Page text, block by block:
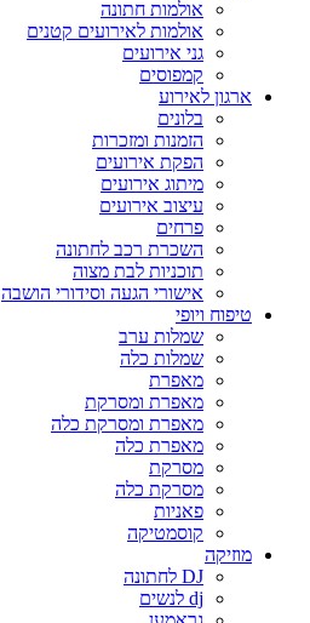
אולמות חתונה
אולמות לאירועים קטנים
גני אירועים
קמפוסים
ארגון לאירוע
בלונים
הזמנות ומזכרות
הפקת אירועים
מיתוג אירועים
עיצוב אירועים
פרחים
השכרת רכב לחתונה
תוכניות לבת מצוה
אישורי הגעה וסידורי הושבה
טיפוח ויופי
שמלות ערב
שמלות כלה
מאפרת
מאפרת ומסרקת
מאפרת ומסרקת כלה
מאפרת כלה
מסרקת
מסרקת כלה
פאניות
קוסמטיקה
מוזיקה
DJ לחתונה
dj לנשים